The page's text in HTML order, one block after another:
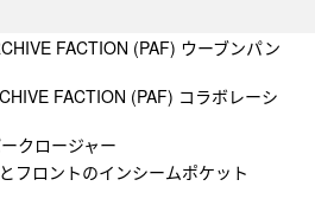
FACTION (PAF) ウーブンパン
FACTION (PAF) コラボレーシ
クロージャー
フロントのインシームポケット